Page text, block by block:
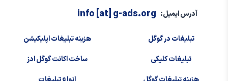
آدرس ایمیل: info [at] g-ads.org
تبلیغات در گوگل
تبلیغات کلیکی
هزینه تبلیغات اپلیکیشن
ساخت اکانت گوگل ادز